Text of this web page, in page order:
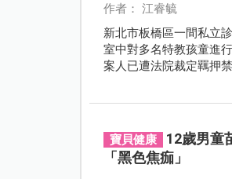
作者： 江睿毓
新北市板橋區一間私立
室中對多名特教孩童進
案人已遭法院裁定羈押
寶貝健康
12歲男童
「黑色焦痂」